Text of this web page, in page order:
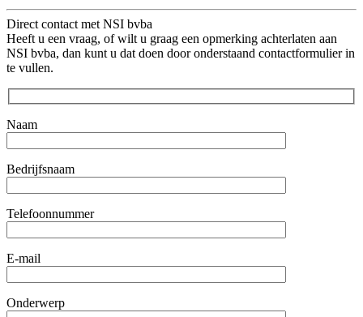
Direct contact met NSI bvba
Heeft u een vraag, of wilt u graag een opmerking achterlaten aan
NSI bvba, dan kunt u dat doen door onderstaand contactformulier in
te vullen.
Naam
Bedrijfsnaam
Telefoonnummer
E-mail
Onderwerp